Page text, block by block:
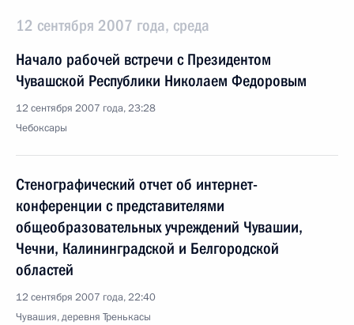
12 сентября 2007 года, среда
Начало рабочей встречи с Президентом
Чувашской Республики Николаем Федоровым
12 сентября 2007 года, 23:28
Чебоксары
Стенографический отчет об интернет-
конференции с представителями
общеобразовательных учреждений Чувашии,
Чечни, Калининградской и Белгородской
областей
12 сентября 2007 года, 22:40
Чувашия, деревня Тренькасы